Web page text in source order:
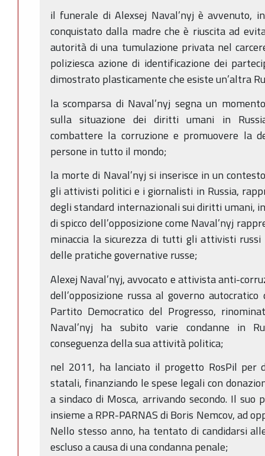
il funerale di Alexsej Naval’nyj è avvenuto,
conquistato dalla madre che è riuscita ad
autorità di una tumulazione privata nel
poliziesca azione di identificazione dei
dimostrato plasticamente che esiste un’altra
la scomparsa di Naval’nyj segna un
sulla situazione dei diritti umani in
combattere la corruzione e promuovere la
persone in tutto il mondo;
la morte di Naval’nyj si inserisce in un
gli attivisti politici e i giornalisti in Russia,
degli standard internazionali sui diritti umani,
di spicco dell’opposizione come Naval’nyj
minaccia la sicurezza di tutti gli attivisti
delle pratiche governative russe;
Alexej Naval’nyj, avvocato e attivista anti-
dell’opposizione russa al governo
Partito Democratico del Progresso,
Naval’nyj ha subito varie condanne in
conseguenza della sua attività politica;
nel 2011, ha lanciato il progetto RosPil per
statali, finanziando le spese legali con
a sindaco di Mosca, arrivando secondo. Il
insieme a RPR-PARNAS di Boris Nemcov, ad
Nello stesso anno, ha tentato di candidarsi
escluso a causa di una condanna penale;